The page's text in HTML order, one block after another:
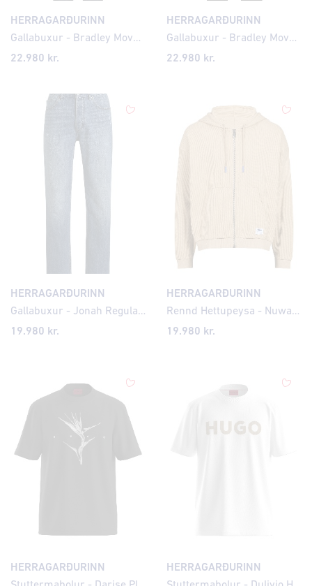
HERRAGARÐURINN
Gallabuxur - Bradley Move Lite Modern Fit
22.980 kr.
HERRAGARÐURINN
Gallabuxur - Bradley Move Lite Modern Fit
22.980 kr.
HERRAGARÐURINN
Gallabuxur - Jonah Regular Fit
19.980 kr.
HERRAGARÐURINN
Rennd Hettupeysa - Nuwahood Knit Structure
19.980 kr.
HERRAGARÐURINN
HERRAGARÐURINN